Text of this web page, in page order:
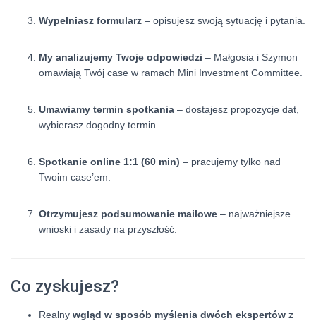
Wypełniasz formularz – opisujesz swoją sytuację i pytania.
My analizujemy Twoje odpowiedzi – Małgosia i Szymon
omawiają Twój case w ramach Mini Investment Committee.
Umawiamy termin spotkania – dostajesz propozycje dat,
wybierasz dogodny termin.
Spotkanie online 1:1 (60 min) – pracujemy tylko nad
Twoim case’em.
Otrzymujesz podsumowanie mailowe – najważniejsze
wnioski i zasady na przyszłość.
Co zyskujesz?
Realny wgląd w sposób myślenia dwóch ekspertów z